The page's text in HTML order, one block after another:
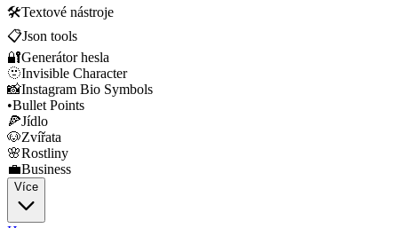
🛠️Textové nástroje
📋Json tools
🔐Generátor hesla
🫥Invisible Character
📸Instagram Bio Symbols
•Bullet Points
🍕Jídlo
🐶Zvířata
🌸Rostliny
💼Business
Více